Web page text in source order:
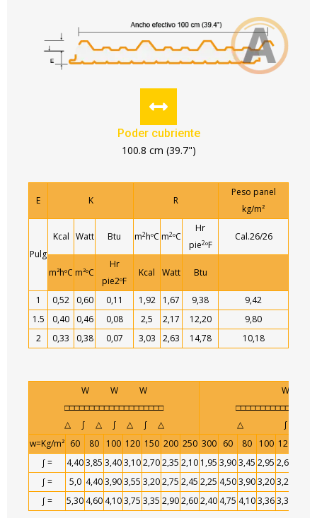
Poder cubriente
100.8 cm (39.7")
E K R
Peso panel
kg/m²
Pulg
Kcal Watt Btu m2hºC m2ºC
Hr
pie2ºF
Cal.26/26
m²hºC m²ºC
Hr
pie2ºF
Kcal Watt Btu
1 0,52 0,60 0,11 1,92 1,67 9,38
9,42
1.5
0,40 0,46 0,08 2,5 2,17 12,20
9,80
2
0,33 0,38 0,07 3,03 2,63 14,78 10,18
W W W
□□□□□□□□□□□□□□□□□□□□
△ ∫ △ ∫ △ ∫ △
W
△ ∫
w=Kg/m² 60 80 100 120 150 200 250 300 60 80 100 120
∫ =
4,403,85 3,403,102,702,35 2,10 1,95 3,903,45 2,95 2,65
∫ =
5,0 4,403,903,55 3,202,75 2,45 2,25 4,503,903,203,20
∫ =
5,30 4,60 4,103,75 3,35 2,902,602,40 4,75 4,103,363,36